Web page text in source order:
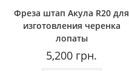
Фреза штап Акула R20 для
изготовления черенка
лопаты
5,200 грн.